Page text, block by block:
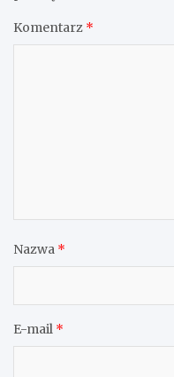
Komentarz *
Nazwa *
E-mail *